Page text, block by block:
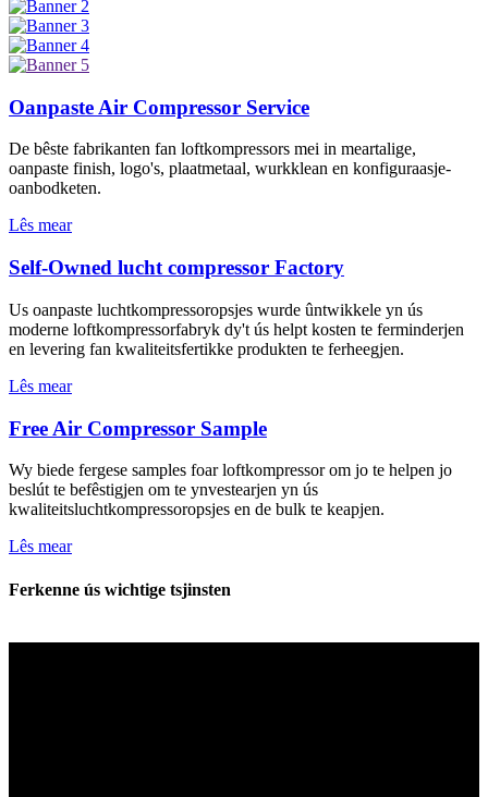
Oanpaste Air Compressor Service
De bêste fabrikanten fan loftkompressors mei in meartalige,
oanpaste finish, logo's, plaatmetaal, wurkklean en konfiguraasje-
oanbodketen.
Lês mear
Self-Owned lucht compressor Factory
Us oanpaste luchtkompressoropsjes wurde ûntwikkele yn ús
moderne loftkompressorfabryk dy't ús helpt kosten te ferminderjen
en levering fan kwaliteitsfertikke produkten te ferheegjen.
Lês mear
Free Air Compressor Sample
Wy biede fergese samples foar loftkompressor om jo te helpen jo
beslút te befêstigjen om te ynvestearjen yn ús
kwaliteitsluchtkompressoropsjes en de bulk te keapjen.
Lês mear
Ferkenne ús wichtige tsjinsten